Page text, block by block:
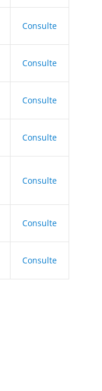
Consulte
Consulte
Consulte
Consulte
Consulte
Consulte
Consulte